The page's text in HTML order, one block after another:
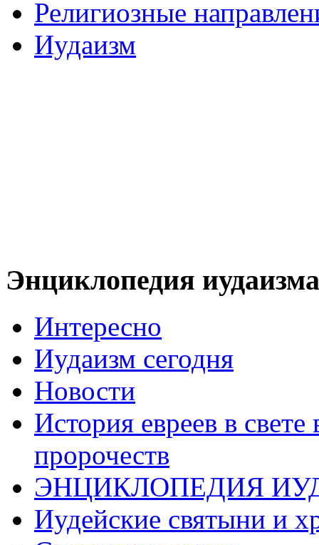
Религиозные
Иудаизм
Энциклопедия иудаизма
Интересно
Иудаизм сегодня
Новости
История евреев в
пророчеств
ЭНЦИКЛОПЕДИЯ
Иудейские святыни и